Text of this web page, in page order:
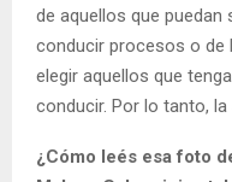
de aquellos que
conducir procesos o de
elegir aquellos que
conducir. Por lo tanto,
¿Cómo leés esa foto